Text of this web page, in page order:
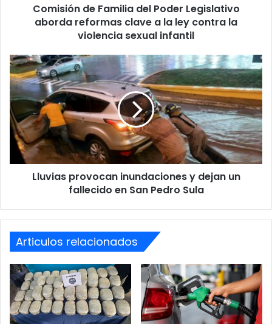
COPECO explicó que los organismos internacionales
especializados continúan monitoreando el
comportamiento del fenómeno para actualizar los
#COPECOINFORMA:
Se forma la primera depresión
tropical en el Pacífico.
Actualización temporada ciclónica
2026 Pacífico
1.
Depresión tropical 1E:
Esta tarde se formó la primera
la
violencia
sexual
infantil
Comisión de Familia del Poder Legislativo
aborda reformas clave a la ley contra la
violencia sexual infantil
Lluvias
provocan
inundaciones
y
dejan
un
fallecido
en
San
Lluvias provocan inundaciones y dejan un
fallecido en San Pedro Sula
Articulos relacionados